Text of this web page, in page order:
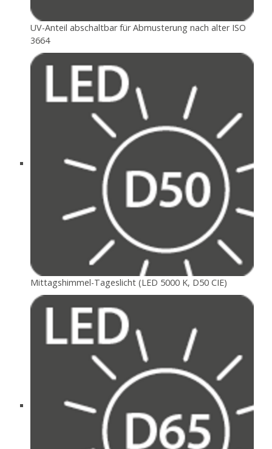
UV-Anteil abschaltbar für Abmusterung nach alter ISO
3664
Mittagshimmel-Tageslicht (LED 5000 K, D50 CIE)